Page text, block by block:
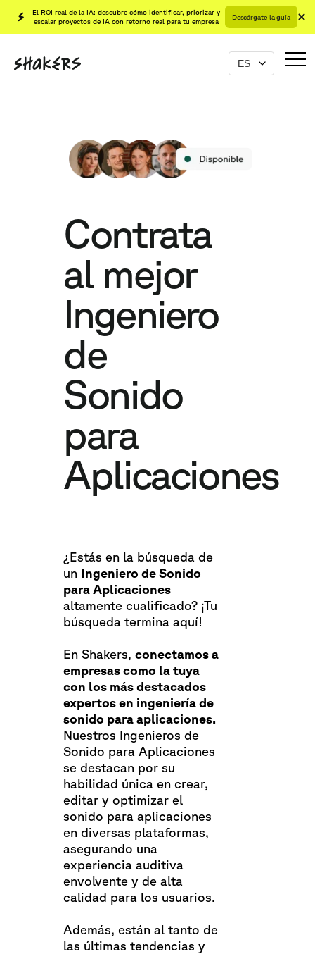
El ROI real de la IA: descubre cómo identificar, priorizar y
escalar proyectos de IA con retorno real para tu empresa
Descárgate la guía
Contrata
al mejor
Ingeniero
de
Sonido
para
Aplicaciones
¿Estás en la búsqueda de
un Ingeniero de Sonido
para Aplicaciones
altamente cualificado? ¡Tu
búsqueda termina aquí!
En Shakers, conectamos a
empresas como la tuya
con los más destacados
expertos en ingeniería de
sonido para aplicaciones.
Nuestros Ingenieros de
Sonido para Aplicaciones
se destacan por su
habilidad única en crear,
editar y optimizar el
sonido para aplicaciones
en diversas plataformas,
asegurando una
experiencia auditiva
envolvente y de alta
calidad para los usuarios.
Además, están al tanto de
las últimas tendencias y